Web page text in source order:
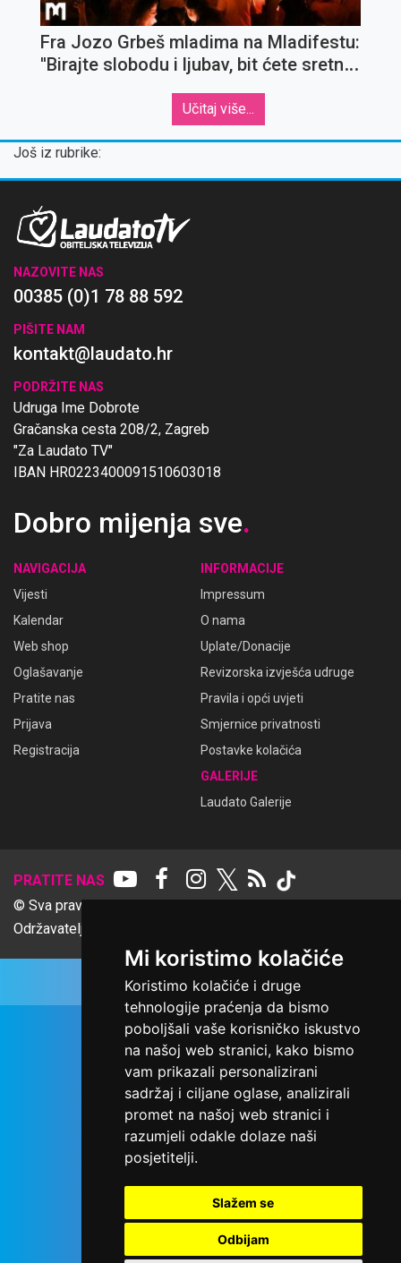
Mi koristimo kolačiće
Koristimo kolačiće i druge
tehnologije praćenja da bismo
poboljšali vaše korisničko iskustvo
na našoj web stranici, kako bismo
vam prikazali personalizirani
sadržaj i ciljane oglase, analizirali
promet na našoj web stranici i
razumjeli odakle dolaze naši
posjetitelji.
Slažem se
Odbijam
Fra Jozo Grbeš mladima na Mladifestu:
''Birajte slobodu i ljubav, bit ćete sretni
Učitaj više...
Još iz rubrike:
NAZOVITE NAS
00385 (0)1 78 88 592
PIŠITE NAM
kontakt@laudato.hr
PODRŽITE NAS
Udruga Ime Dobrote
Gračanska cesta 208/2, Zagreb
"Za Laudato TV"
IBAN HR0223400091510603018
Dobro mijenja sve.
NAVIGACIJA
Vijesti
Kalendar
Web shop
Oglašavanje
Pratite nas
Prijava
Registracija
INFORMACIJE
Impressum
O nama
Uplate/Donacije
Revizorska izvješća udruge
Pravila i opći uvjeti
Smjernice privatnosti
Postavke kolačića
GALERIJE
Laudato Galerije
PRATITE NAS 𝕏
© Sva prava pridržana Udruga Ime dobrote
Održavatelj Netcom d.o.o., Riva 6, Rijeka